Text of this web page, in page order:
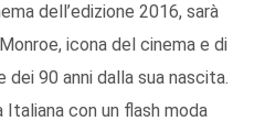
dell’edizione 2016, sarà
icona del cinema e di
90 anni dalla sua nascita.
Italiana con un flash moda